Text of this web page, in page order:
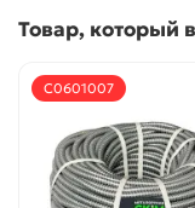
Товар, который
С0601007